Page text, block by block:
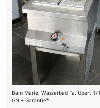
Bain Marie, Wasserbad Fa. Ubert 1/1
GN + Garantie*